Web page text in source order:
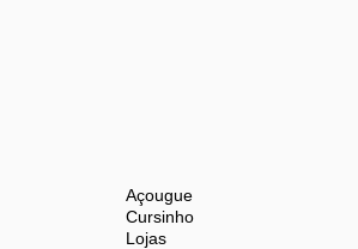
Açougue
Cursinho
Lojas